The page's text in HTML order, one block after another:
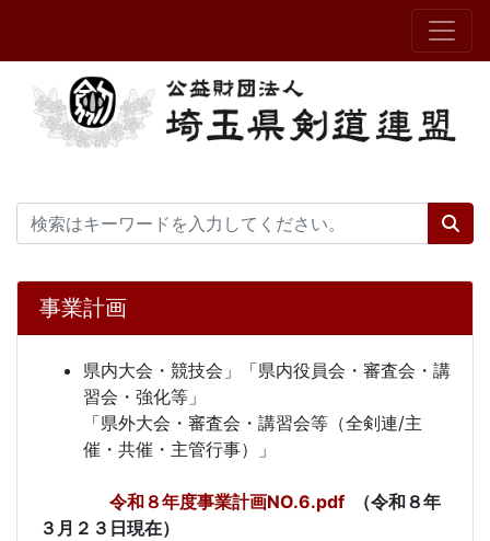
事業計画
県内大会・競技会」「県内役員会・審査会・講
習会・強化等」
「県外大会・審査会・講習会等（全剣連/主
催・共催・主管行事）」
令和８年度事業計画NO.6.pdf （令和８年
３月２３日現在）